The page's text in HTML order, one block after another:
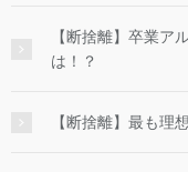
【断捨離】卒業ア
は！？
【断捨離】最も理